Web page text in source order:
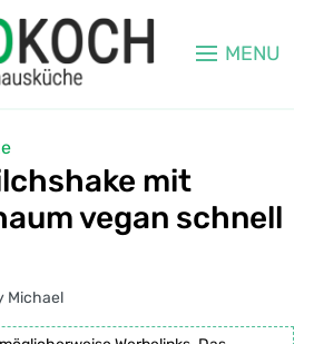
MENU
mit
vegan schnell
Michael